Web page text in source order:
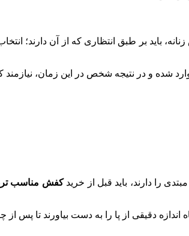
باید بر طبق انتظاری که از آن دارند؛
شده و در نتیجه شخص در این زمان، نیاز‌مند
را دارند، باید قبل از خریدکفش مناسب
اندازه دقیقی از پا را به دست بیاورند تا پس از